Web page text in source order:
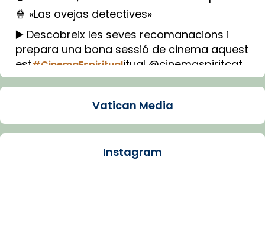
🍿 «Las ovejas detectives»
▶️ Descobreix les seves recomanacions i
prepara una bona sessió de cinema aquest
est#CinemaEspiritualitual @cinemaspiritcat
Imatge: Generada amb IA (OpenAI)
Arquebisbat de Barcelona
Vatican Media
Instagram